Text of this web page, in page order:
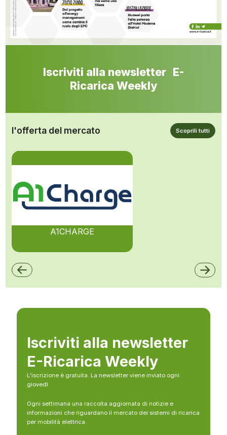
Iscriviti alla newsletter E-
Ricarica Weekly
l'offerta del mercato Scoprili tutti
A1CHARGE
Iscriviti alla newsletter
E-Ricarica Weekly
L’iscrizione è gratuita. La newsletter viene inviato ogni
giovedì
Ogni settimana una raccolta aggiornata di notizie e
informazioni che riguardano il mercato dei sistemi di ricarica
per mobilità elettrica.